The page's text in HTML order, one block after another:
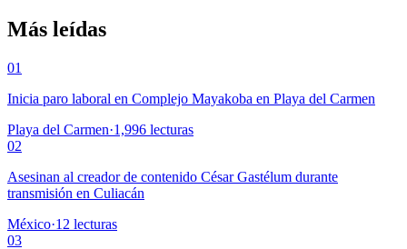
Más leídas
01
Inicia paro laboral en Complejo Mayakoba en Playa del Carmen
Playa del Carmen·1,996 lecturas
02
Asesinan al creador de contenido César Gastélum durante
transmisión en Culiacán
México·12 lecturas
03